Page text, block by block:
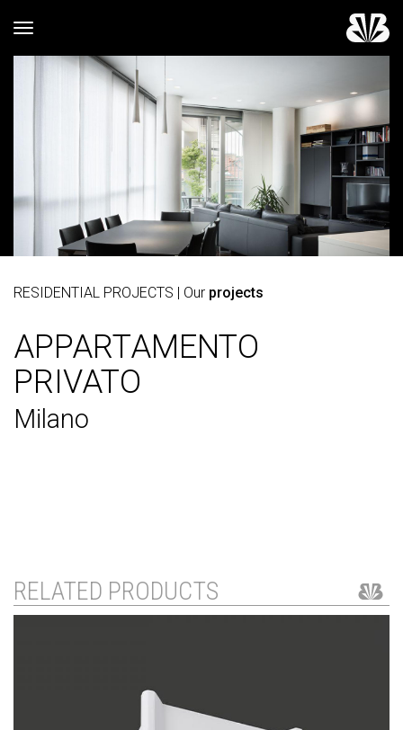
Toggle navigation
RESIDENTIAL PROJECTS | Our projects
APPARTAMENTO
PRIVATO
Milano
RELATED PRODUCTS